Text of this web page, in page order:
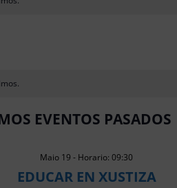
EVENTOS PASADOS
Maio 19 - Horario: 09:30
EDUCAR EN XUSTIZA